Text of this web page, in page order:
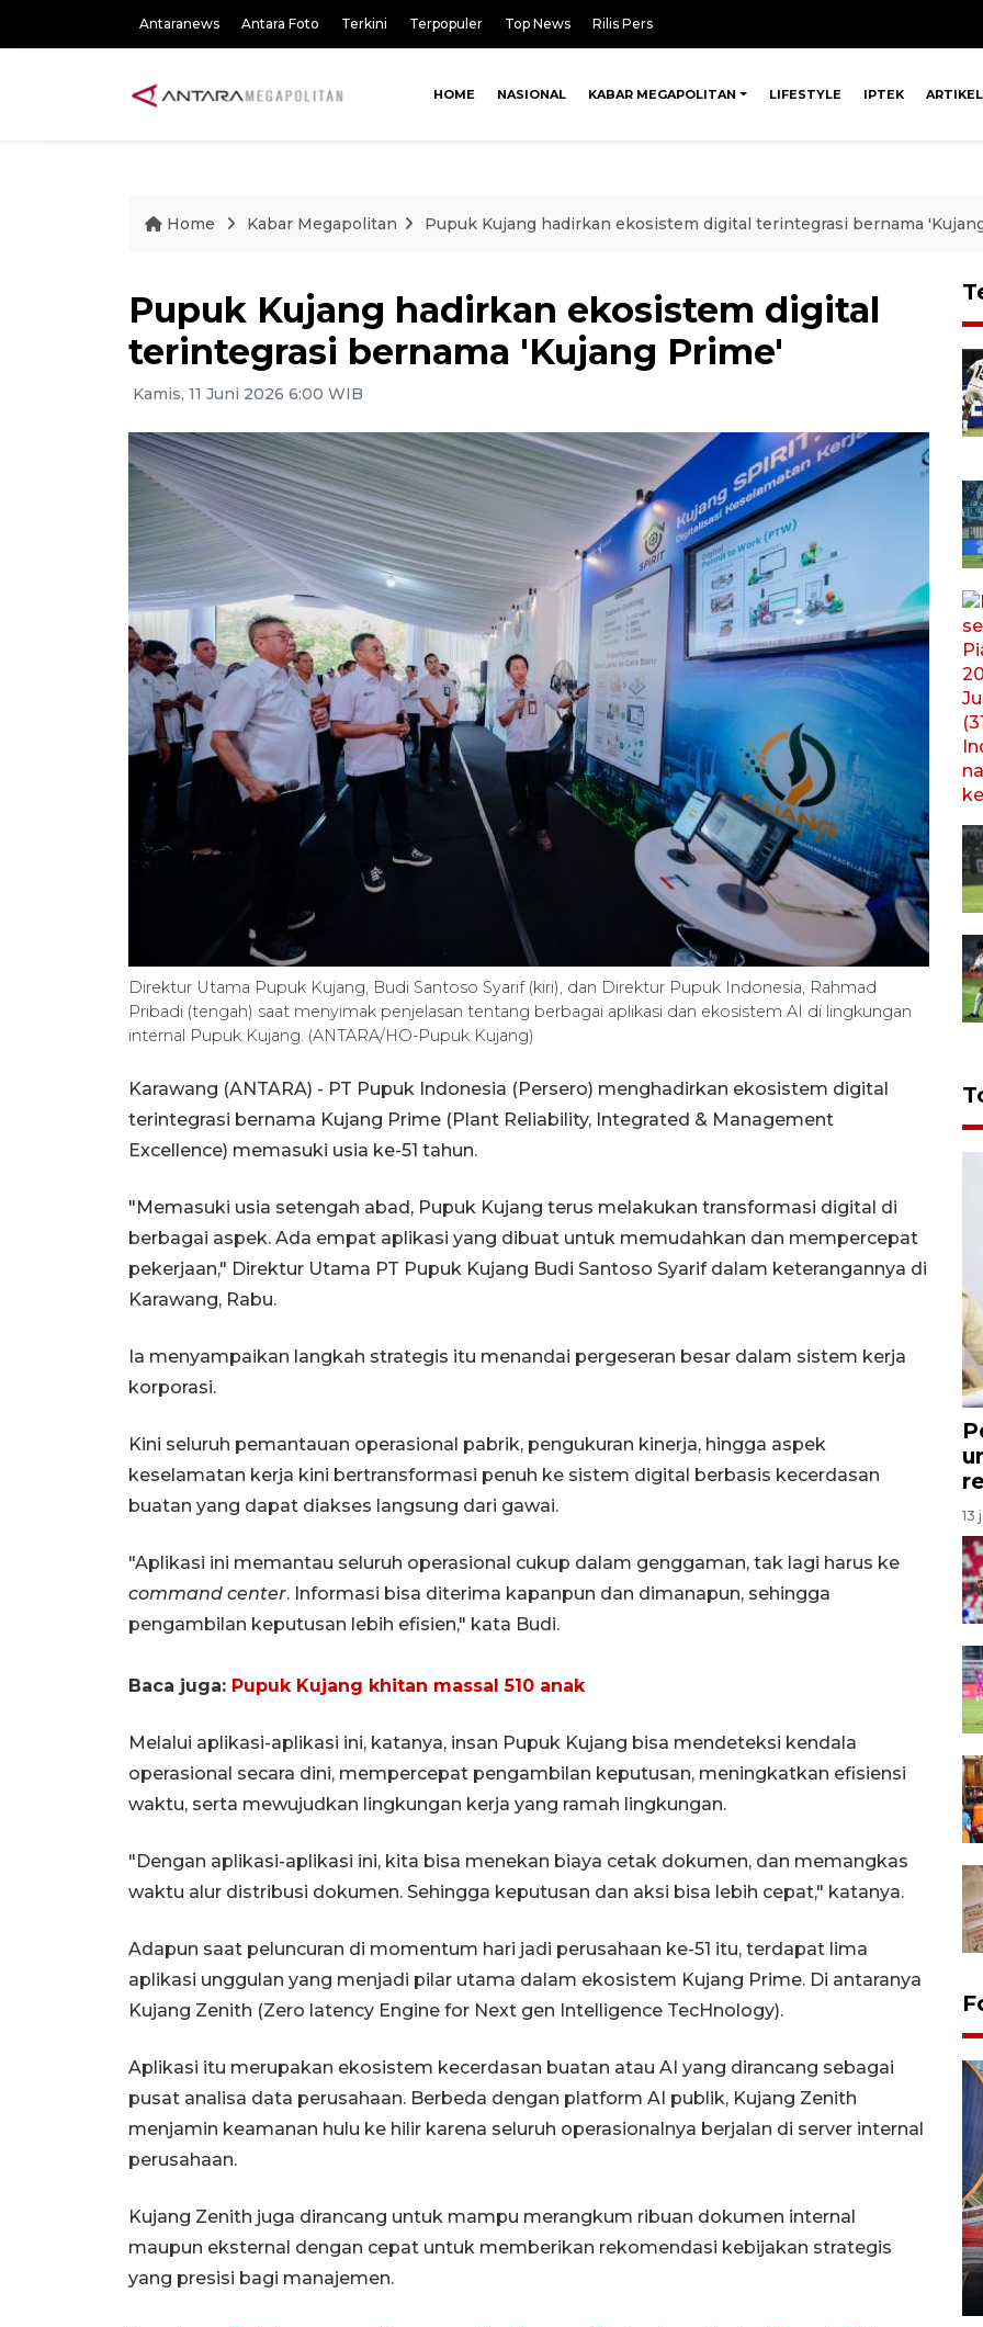
Antaranews Antara Foto Terkini Terpopuler Top News Rilis Pers
HOME NASIONAL KABAR MEGAPOLITAN LIFESTYLE IPTEK ARTIKEL
Home Kabar Megapolitan Pupuk Kujang hadirkan ekosistem digital terintegrasi bernama
Pupuk Kujang hadirkan ekosistem digital
terintegrasi bernama 'Kujang Prime'
Kamis, 11 Juni 2026 6:00 WIB
Direktur Utama Pupuk Kujang, Budi Santoso Syarif (kiri), dan Direktur Pupuk Indonesia, Rahmad
Pribadi (tengah) saat menyimak penjelasan tentang berbagai aplikasi dan ekosistem AI di lingkungan
internal Pupuk Kujang. (ANTARA/HO-Pupuk Kujang)
Karawang (ANTARA) - PT Pupuk Indonesia (Persero) menghadirkan ekosistem digital
terintegrasi bernama Kujang Prime (Plant Reliability, Integrated & Management
Excellence) memasuki usia ke-51 tahun.
"Memasuki usia setengah abad, Pupuk Kujang terus melakukan transformasi digital di
berbagai aspek. Ada empat aplikasi yang dibuat untuk memudahkan dan mempercepat
pekerjaan," Direktur Utama PT Pupuk Kujang Budi Santoso Syarif dalam keterangannya di
Karawang, Rabu.
Ia menyampaikan langkah strategis itu menandai pergeseran besar dalam sistem kerja
korporasi.
Kini seluruh pemantauan operasional pabrik, pengukuran kinerja, hingga aspek
keselamatan kerja kini bertransformasi penuh ke sistem digital berbasis kecerdasan
buatan yang dapat diakses langsung dari gawai.
"Aplikasi ini memantau seluruh operasional cukup dalam genggaman, tak lagi harus ke
command center. Informasi bisa diterima kapanpun dan dimanapun, sehingga
pengambilan keputusan lebih efisien," kata Budi.
Baca juga: Pupuk Kujang khitan massal 510 anak
Melalui aplikasi-aplikasi ini, katanya, insan Pupuk Kujang bisa mendeteksi kendala
operasional secara dini, mempercepat pengambilan keputusan, meningkatkan efisiensi
waktu, serta mewujudkan lingkungan kerja yang ramah lingkungan.
"Dengan aplikasi-aplikasi ini, kita bisa menekan biaya cetak dokumen, dan memangkas
waktu alur distribusi dokumen. Sehingga keputusan dan aksi bisa lebih cepat," katanya.
Adapun saat peluncuran di momentum hari jadi perusahaan ke-51 itu, terdapat lima
aplikasi unggulan yang menjadi pilar utama dalam ekosistem Kujang Prime. Di antaranya
Kujang Zenith (Zero latency Engine for Next gen Intelligence TecHnology).
Aplikasi itu merupakan ekosistem kecerdasan buatan atau AI yang dirancang sebagai
pusat analisa data perusahaan. Berbeda dengan platform AI publik, Kujang Zenith
menjamin keamanan hulu ke hilir karena seluruh operasionalnya berjalan di server internal
perusahaan.
Kujang Zenith juga dirancang untuk mampu merangkum ribuan dokumen internal
maupun eksternal dengan cepat untuk memberikan rekomendasi kebijakan strategis
yang presisi bagi manajemen.
13
Komisi V DPR tinjau
perlintasan sebidang di
Stasiun Bogor